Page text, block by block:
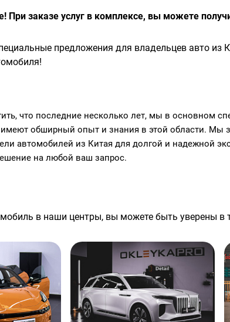
При заказе услуг в комплексе, вы можете
предложения для владельцев авто из
что последние несколько лет, мы в основном
имеют обширный опыт и знания в этой области. Мы
автомобилей из Китая для долгой и надежной
на любой ваш запрос.
в наши центры, вы можете быть уверены в